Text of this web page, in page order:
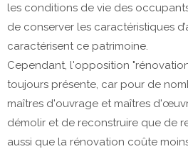
les conditions de vie des
de conserver les caractéristiques
caractérisent ce patrimoine.
Cependant, l'opposition
toujours présente, car pour de
maîtres d'ouvrage et maîtres
démolir et de reconstruire que de
aussi que la rénovation coûte